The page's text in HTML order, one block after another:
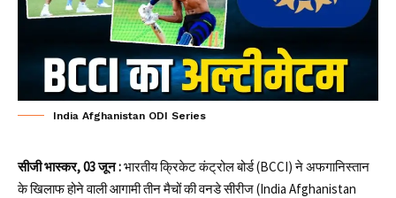
India Afghanistan ODI Series
सीजी भास्कर, 03 जून :भारतीय क्रिकेट कंट्रोल बोर्ड (BCCI) ने अफगानिस्तान
के खिलाफ होने वाली आगामी तीन मैचों की वनडे सीरीज (India Afghanistan